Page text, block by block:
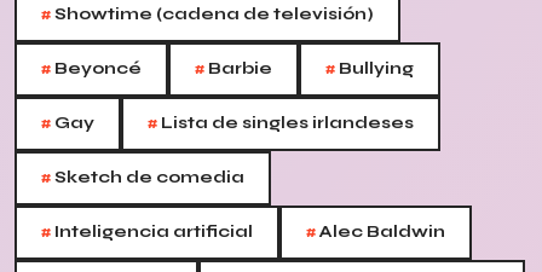
#Showtime (cadena de televisión)
# Beyoncé # Barbie # Bullying
# Gay # Lista de singles irlandeses
#Sketch de comedia
# Inteligencia artificial #Alec Baldwin